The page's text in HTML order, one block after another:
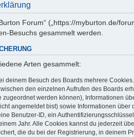
Forum“ („https://myburton.de/
Besuchs gesammelt werden.
Arten gesammelt:
deinem Besuch des Boards mehrere
den einzelnen Aufrufen des Boards
zugeordnet werden können), Informationen
angemeldet bist) sowie Informationen
Benutzer-ID, ein
Jahr. Alle Cookies kannst du jederzeit
die du bei der Registrierung, in deinem